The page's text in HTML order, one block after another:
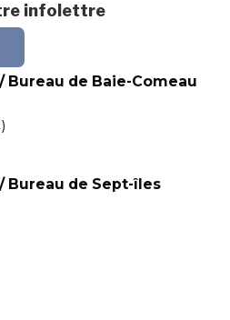
infolettre
Bureau de Baie-Comeau
Bureau de Sept-îles